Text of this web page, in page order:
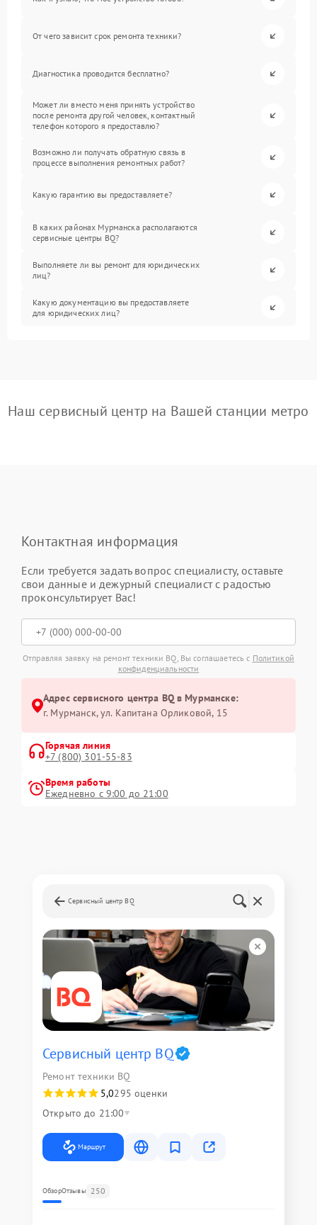
От чего зависит срок ремонта техники?
Диагностика проводится бесплатно?
Может ли вместо меня принять устройство
после ремонта другой человек, контактный
телефон которого я предоставлю?
Возможно ли получать обратную связь в
процессе выполнения ремонтных работ?
Какую гарантию вы предоставляете?
В каких районах Мурманска располагаются
сервисные центры BQ?
Выполняете ли вы ремонт для юридических
лиц?
Какую документацию вы предоставляете
для юридических лиц?
Наш сервисный центр на Вашей станции метро
Контактная информация
Если требуется задать вопрос специалисту, оставьте
свои данные и дежурный специалист с радостью
проконсультирует Вас!
Отправляя заявку на ремонт техники BQ, Вы соглашаетесь с Политикой
конфиденциальности
Адрес сервисного центра BQ в Мурманске:
г. Мурманск, ул. Капитана Орликовой, 15
Горячая линия
+7 (800) 301-55-83
Время работы
Ежедневно с 9:00 до 21:00
Сервисный центр BQ
Сервисный центр BQ
Ремонт техники BQ
5,0295 оценки
Открыто до 21:00
Маршрут
ОбзорОтзывы 250